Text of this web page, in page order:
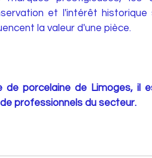
et l'intérêt
la valeur d'une pièce.
de porcelaine de Limoges, il
professionnels du secteur.